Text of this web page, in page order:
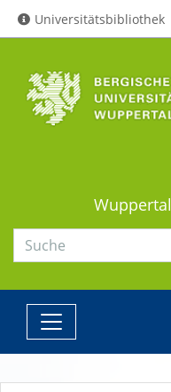
Universitätsbibliothek
Wuppertal